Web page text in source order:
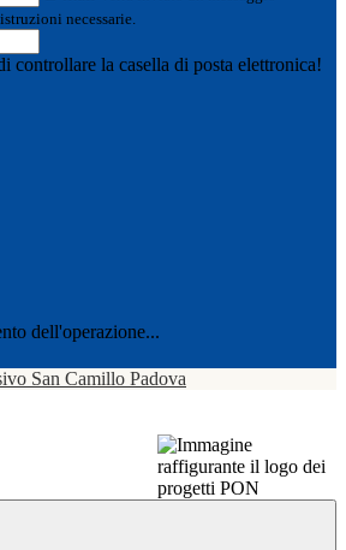
necessarie.
controllare la casella di posta elettronica!
dell'operazione...